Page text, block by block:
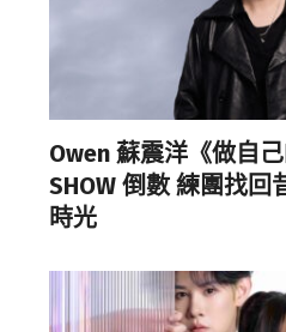
Owen 蘇震洋《做自
SHOW 倒數 練團找回
時光